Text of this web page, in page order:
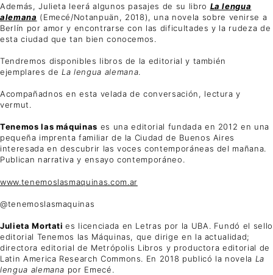
Además, Julieta leerá algunos pasajes de su libro La lengua
alemana (Emecé/Notanpuän, 2018), una novela sobre venirse a
Berlín por amor y encontrarse con las dificultades y la rudeza de
esta ciudad que tan bien conocemos.
Tendremos disponibles libros de la editorial y también
ejemplares deLa lengua alemana.
Acompañadnos en esta velada de conversación, lectura y
vermut.
Tenemos las máquinas es una editorial fundada en 2012 en una
pequeña imprenta familiar de la Ciudad de Buenos Aires
interesada en descubrir las voces contemporáneas del mañana.
Publican narrativa y ensayo contemporáneo.
www.tenemoslasmaquinas.com.ar
@tenemoslasmaquinas
Julieta Mortaties licenciada en Letras por la UBA. Fundó el sello
editorial Tenemos las Máquinas, que dirige en la actualidad;
directora editorial de Metrópolis Libros y productora editorial de
Latin America Research Commons. En 2018 publicó la novela La
lengua alemana por Emecé.